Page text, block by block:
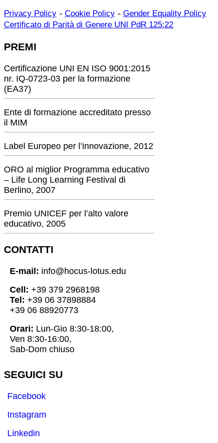
Privacy Policy - Cookie Policy - Gender Equality Policy
Certificato di Parità di Genere UNI PdR 125:22
PREMI
Certificazione UNI EN ISO 9001:2015
nr. IQ-0723-03 per la formazione
(EA37)
Ente di formazione accreditato presso
il MIM
Label Europeo per l’innovazione, 2012
ORO al miglior Programma educativo
– Life Long Learning Festival di
Berlino, 2007
Premio UNICEF per l’alto valore
educativo, 2005
CONTATTI
E-mail: info@hocus-lotus.edu
Cell: +39 379 2968198
Tel: +39 06 37898884
+39 06 88920773
Orari: Lun-Gio 8:30-18:00,
Ven 8:30-16:00,
Sab-Dom chiuso
SEGUICI SU
Facebook
Instagram
Linkedin